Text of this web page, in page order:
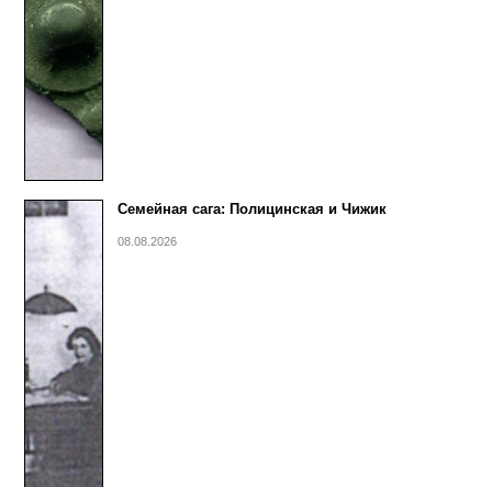
Семейная сага: Полицинская и Чижик
08.08.2026